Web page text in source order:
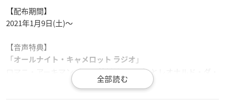
【配布期間】
2021年1月9日(土)〜
【音声特典】
「オールナイト・キャメロット ラジオ 」
ロマニ・アーキマン（CV：鈴村健一さん）とレオナルド・ダ・
ヴィンチ（CV：坂本真綾さん）が現在絶賛公開中の「劇場版Fa